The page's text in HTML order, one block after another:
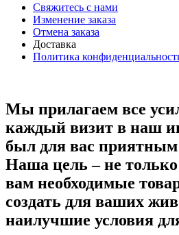
Свяжитесь с нами
Изменение заказа
Отмена заказа
Доставка
Политика
Мы прилагаем все
каждый визит в наш
был для вас
Наша цель – не только
вам необходимые
создать для ваших
наилучшие условия